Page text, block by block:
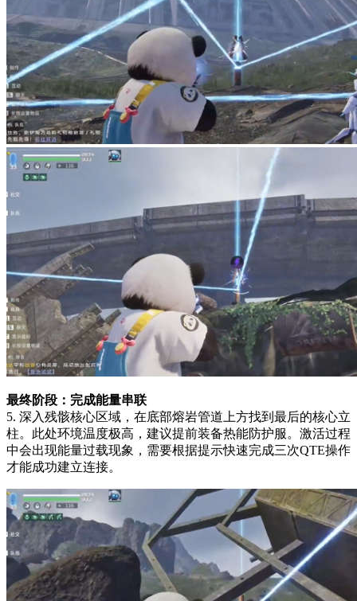
最终阶段：完成能量串联
5. 深入残骸核心区域，在底部熔岩管道上方找到最后的核心立
柱。此处环境温度极高，建议提前装备热能防护服。激活过程
中会出现能量过载现象，需要根据提示快速完成三次QTE操作
才能成功建立连接。